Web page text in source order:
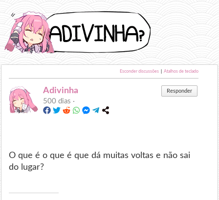
Esconder discussões Atalhos de teclado
Adivinha Responder
500 dias ·
O que é o que é que dá muitas voltas e não sai
do lugar?